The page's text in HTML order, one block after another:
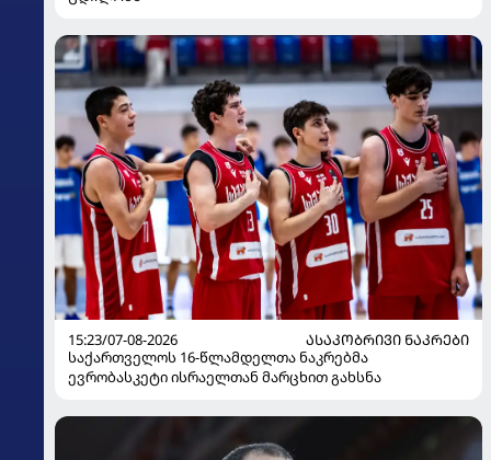
15:23/07-08-2026
ᲐᲡᲐᲙᲝᲑᲠᲘᲕᲘ ᲜᲐᲙᲠᲔᲑᲘ
საქართველოს 16-წლამდელთა ნაკრებმა
ევრობასკეტი ისრაელთან მარცხით გახსნა